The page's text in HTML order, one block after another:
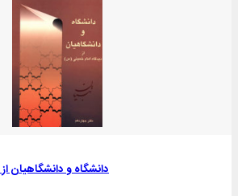
دانشگاه و دانشگاهیان